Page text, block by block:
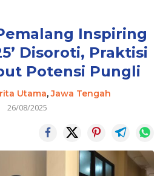
Inspiring
Disoroti, Praktisi
Potensi Pungli
Utama,Jawa Tengah
26/08/2025